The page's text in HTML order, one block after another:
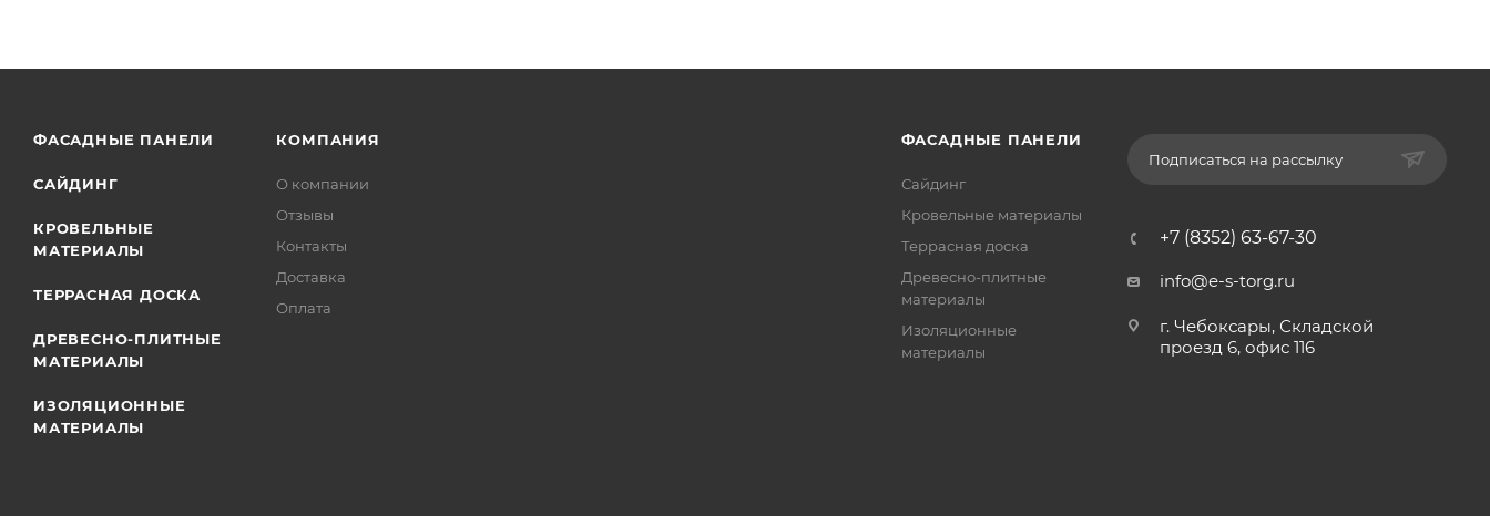
ФАСАДНЫЕ ПАНЕЛИ
САЙДИНГ
КРОВЕЛЬНЫЕ
МАТЕРИАЛЫ
ТЕРРАСНАЯ ДОСКА
ДРЕВЕСНО-ПЛИТНЫЕ
МАТЕРИАЛЫ
ИЗОЛЯЦИОННЫЕ
МАТЕРИАЛЫ
КОМПАНИЯ
О компании
Отзывы
Контакты
Доставка
Оплата
ФАСАДНЫЕ ПАНЕЛИ
Сайдинг
Кровельные материалы
Террасная доска
Древесно-плитные
материалы
Изоляционные
материалы
Подписаться на рассылку
+7 (8352) 63-67-30
info@e-s-torg.ru
г. Чебоксары, Складской
проезд 6, офис 116